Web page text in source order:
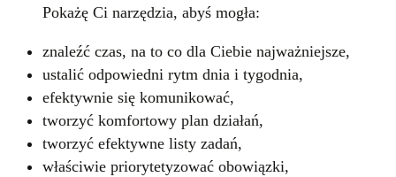
Pokażę Ci narzędzia, abyś mogła:
znaleźć czas, na to co dla Ciebie najważniejsze,
ustalić odpowiedni rytm dnia i tygodnia,
efektywnie się komunikować,
tworzyć komfortowy plan działań,
tworzyć efektywne listy zadań,
właściwie priorytetyzować obowiązki,